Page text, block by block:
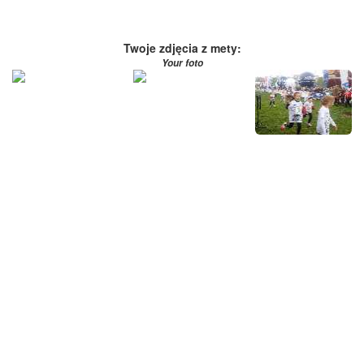
Twoje zdjęcia z mety:
Your foto